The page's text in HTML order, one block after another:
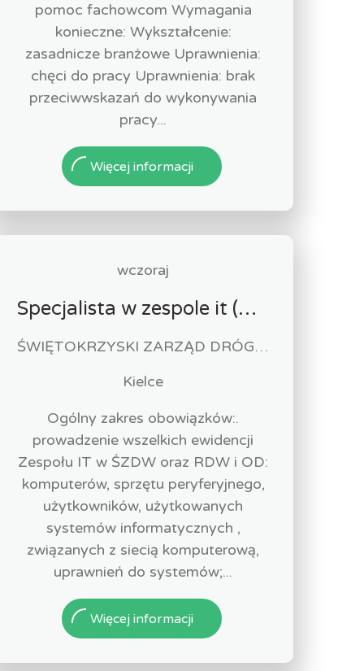
pomoc fachowcom Wymagania
konieczne: Wykształcenie:
zasadnicze branżowe Uprawnienia:
chęci do pracy Uprawnienia: brak
przeciwwskazań do wykonywania
pracy...
Więcej informacji
wczoraj
Specjalista w zespole it (m/k)
ŚWIĘTOKRZYSKI ZARZĄD DRÓG WOJEWÓDZKICH
Kielce
Ogólny zakres obowiązków:.
prowadzenie wszelkich ewidencji
Zespołu IT w ŚZDW oraz RDW i OD:
komputerów, sprzętu peryferyjnego,
użytkowników, użytkowanych
systemów informatycznych ,
związanych z siecią komputerową,
uprawnień do systemów;...
Więcej informacji